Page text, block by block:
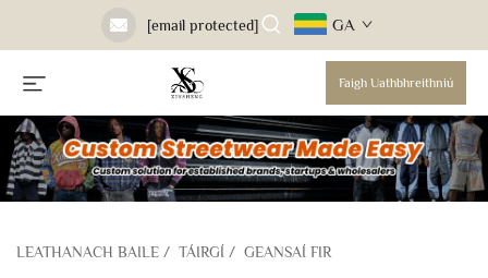
[email protected] GA
Faigh Uathbhreithniú
LEATHANACH BAILE / TÁIRGÍ / GEANSAÍ FIR